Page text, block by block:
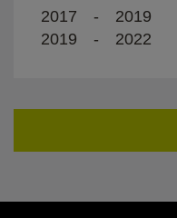
2017
- 2019
2019
- 2022